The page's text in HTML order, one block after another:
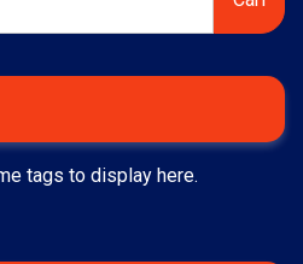
tags to display here.